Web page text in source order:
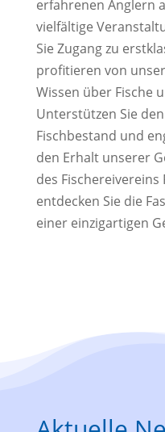
erfahrenen Anglern
vielfältige
Sie Zugang zu
profitieren von
Wissen über Fische
Unterstützen Sie
Fischbestand und
den Erhalt unserer
des
entdecken Sie die
einer einzigartigen